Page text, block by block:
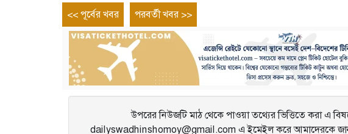
Post
navigation
<< পূর্বের খবর
Previous
entry
পরবর্তী খবর >>
উপরের নিউজটি মাঠ থেকে পাওয়া তথ্যের ভিত্তিতে করা এ
dailyswadhinshomoy@gmail.com এ ইমেইল করে আমাদেরকে